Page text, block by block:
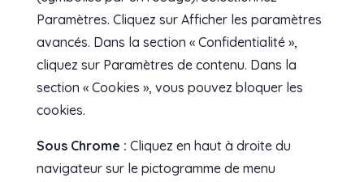
Paramètres. Cliquez sur Afficher les paramètres
avancés. Dans la section « Confidentialité »,
cliquez sur Paramètres de contenu. Dans la
section « Cookies », vous pouvez bloquer les
cookies.
Sous Chrome : Cliquez en haut à droite du
navigateur sur le pictogramme de menu